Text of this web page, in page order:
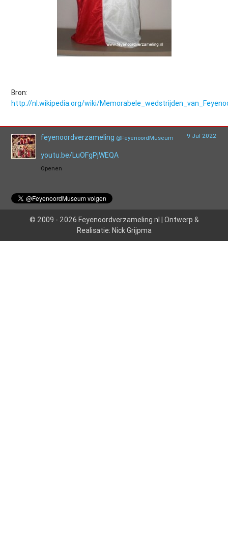
Bron:
http://nl.wikipedia.org/wiki/
9 Jul 2022
feyenoordverzameling @FeyenoordMuseum
youtu.be/LuOFgPjWEQA
Openen
© 2009 - 2026 Feyenoordverzameling.nl | Ontwerp &
Realisatie: Nick Grijpma